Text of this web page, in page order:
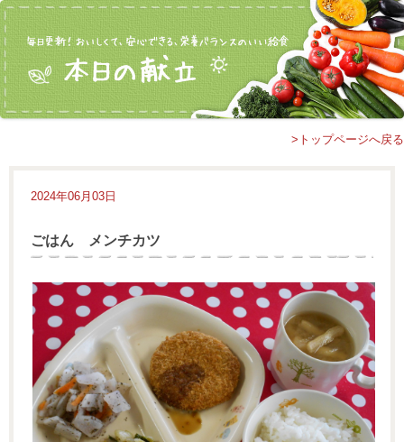
>トップページへ戻る
2024年06月03日
ごはん メンチカツ